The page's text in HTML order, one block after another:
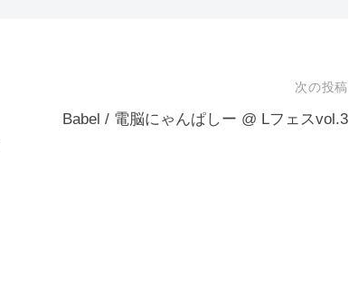
次の投稿
Babel / 電脳にゃんぱしー @ Lフェスvol.3